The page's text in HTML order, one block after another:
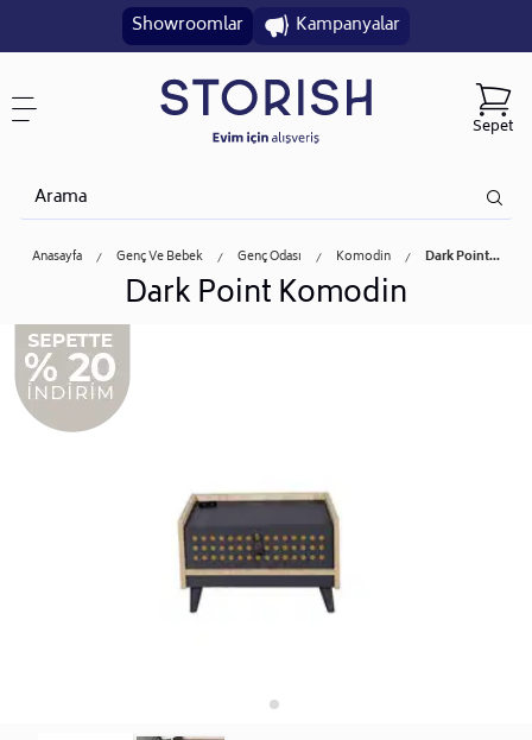
Showroomlar Kampanyalar
Sepet
Anasayfa Genç Ve Bebek Genç Odası Komodin Dark Point...
Dark Point Komodin